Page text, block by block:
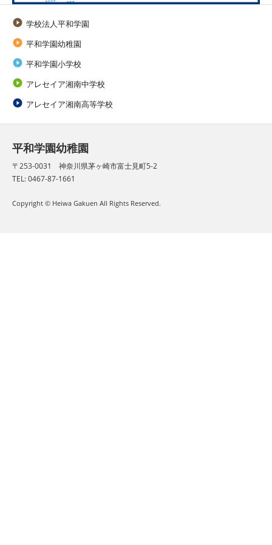
 学校法人平和学園
 平和学園幼稚園
 平和学園小学校
 アレセイア湘南中学校
 アレセイア湘南高等学校
平和学園幼稚園
〒253-0031 神奈川県茅ヶ崎市富士見町5-2
TEL: 0467-87-1661
Copyright © Heiwa Gakuen All Rights Reserved.